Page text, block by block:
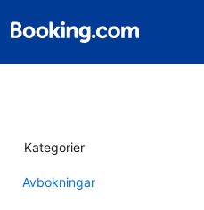
Kategorier
Avbokningar